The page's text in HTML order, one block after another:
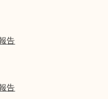
告
告